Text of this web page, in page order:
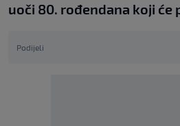
uoči 80. rođendana koji će
Podijeli